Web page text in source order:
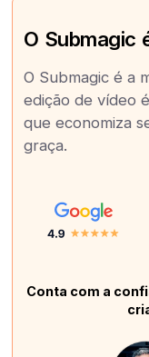
O Submagic
O Submagic é a
edição de vídeo
que economiza
graça.
Conta com a